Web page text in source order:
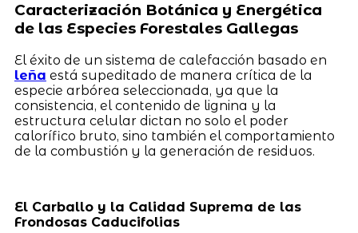
Caracterización Botánica y Energética
de las Especies Forestales Gallegas
El éxito de un sistema de calefacción basado en
leña está supeditado de manera crítica de la
especie arbórea seleccionada, ya que la
consistencia, el contenido de lignina y la
estructura celular dictan no solo el poder
calorífico bruto, sino también el comportamiento
de la combustión y la generación de residuos.
El Carballo y la Calidad Suprema de las
Frondosas Caducifolias